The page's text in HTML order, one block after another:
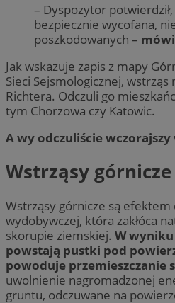
– Dyspozytor potwierdził,
bezpiecznie wycofana,
poszkodowanych –
Jak wskazuje zapis z mapy
Sieci Sejsmologicznej, wstrząs
Richtera. Odczuli go
tym Chorzowa czy Katowic.
A wy odczuliście wczorajszy
Wstrząsy górnicze
Wstrząsy górnicze są efektem
wydobywczej, która zakłóca
skorupie ziemskiej. W
powstają pustki pod
powoduje przemieszczanie
uwolnienie nagromadzonej
gruntu, odczuwane na